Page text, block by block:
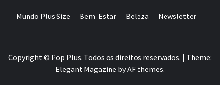
Mundo Plus Size Bem-Estar Beleza Newsletter
Copyright © Pop Plus. Todos os direitos reservados. | Theme:
Elegant Magazine byAF themes.